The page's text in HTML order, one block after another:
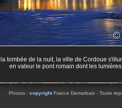
tombée de la nuit, la ville de Cordoue
en valeur le pont romain dont les
Photos : copyrightFrance Demarbaix - Toute